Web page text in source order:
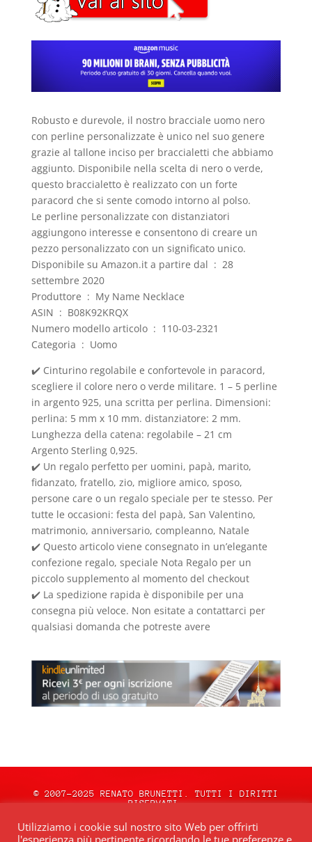
Robusto e durevole, il nostro bracciale uomo nero
con perline personalizzate è unico nel suo genere
grazie al tallone inciso per braccialetti che abbiamo
aggiunto. Disponibile nella scelta di nero o verde,
questo braccialetto è realizzato con un forte
paracord che si sente comodo intorno al polso.
Le perline personalizzate con distanziatori
aggiungono interesse e consentono di creare un
pezzo personalizzato con un significato unico.
Disponibile su Amazon.it a partire dal ‏ : ‎ 28
settembre 2020
Produttore ‏ : ‎ My Name Necklace
ASIN ‏ : ‎ B08K92KRQX
Numero modello articolo ‏ : ‎ 110-03-2321
Categoria ‏ : ‎ Uomo
✔️ Cinturino regolabile e confortevole in paracord,
scegliere il colore nero o verde militare. 1 – 5 perline
in argento 925, una scritta per perlina. Dimensioni:
perlina: 5 mm x 10 mm. distanziatore: 2 mm.
Lunghezza della catena: regolabile – 21 cm
Argento Sterling 0,925.
✔️ Un regalo perfetto per uomini, papà, marito,
fidanzato, fratello, zio, migliore amico, sposo,
persone care o un regalo speciale per te stesso. Per
tutte le occasioni: festa del papà, San Valentino,
matrimonio, anniversario, compleanno, Natale
✔️ Questo articolo viene consegnato in un’elegante
confezione regalo, speciale Nota Regalo per un
piccolo supplemento al momento del checkout
✔️ La spedizione rapida è disponibile per una
consegna più veloce. Non esitate a contattarci per
qualsiasi domanda che potreste avere
© 2007-2025 RENATO BRUNETTI. TUTTI I DIRITTI
RISERVATI.
natale.oceweb.it è ospitato da:
OCEWeb
Network| POWERED BY BRWeb.it |
PRIVACY
Utilizziamo i cookie sul nostro sito Web per offrirti
l'esperienza più pertinente ricordando le tue preferenze e